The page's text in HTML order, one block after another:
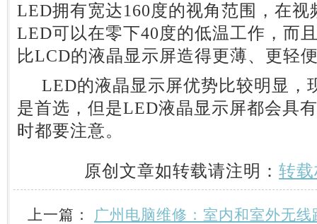
LED拥有宽达160度的视角范围，在
LED可以在零下40度的低温工作，而
比LCD的液晶显示屏造得更薄、更轻
LED的液晶显示屏优势比较明显，
是首选，但是LED液晶显示屏都会具
时都要注意。
原创文章如转载请注明： 转
上一篇： 广州电脑维修：室内和室外无